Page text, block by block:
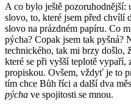
A co bylo ještě pozoruhodnější:
slovo, to, které jsem před chvílí
slovo na prázdném papíru. Co
pýcha? Copak jsem tak pyšná?
technického, tak mi brzy došlo,
které se při vyšší teplotě
propiskou. Ovšem, vždyť je to
tím chce Bůh říci a další dva
pýcha ve spojitosti se mnou.